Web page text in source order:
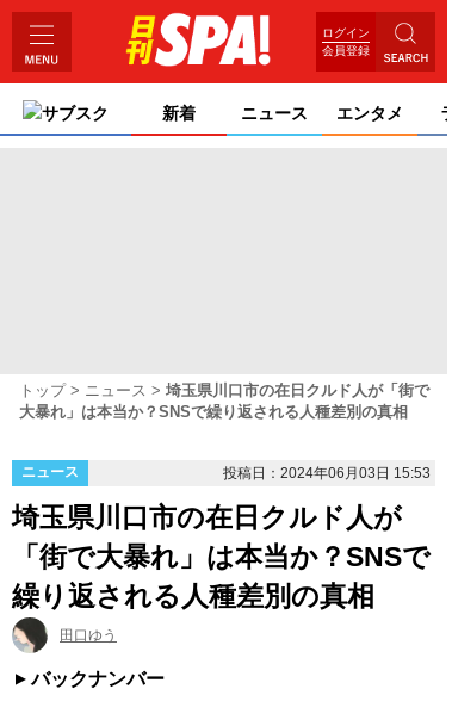
ログイン
会員登録
サブスク 新着 ニュース エンタメ
トップ ニュース
埼玉県川口市の在日クルド人が「街で
大暴れ」は本当か？SNSで繰り返される人種差別の真相
ニュース 投稿日：2024年06月03日 15:53
埼玉県川口市の在日クルド人が
「街で大暴れ」は本当か？SNSで
繰り返される人種差別の真相
田口ゆう
バックナンバー